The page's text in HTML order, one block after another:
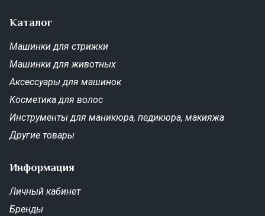
Каталог
Машинки для стрижки
Машинки для животных
Аксессуары для машинок
Косметика для волос
Инструменты для маникюра, педикюра, макияжа
Другие товары
Информация
Личный кабинет
Бренды